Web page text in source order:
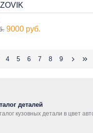
9000 руб.
4 5 6 7 8 9
деталей
кузовных детали в цвет